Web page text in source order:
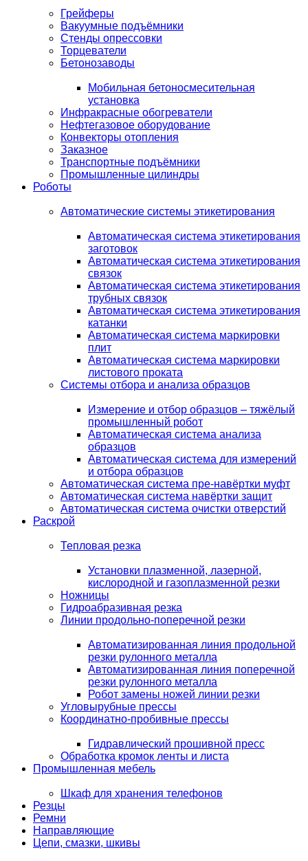
Грейферы
Вакуумные подъёмники
Стенды опрессовки
Торцеватели
Бетонозаводы
Мобильная бетоносмесительная
установка
Инфракрасные обогреватели
Нефтегазовое оборудование
Конвекторы отопления
Заказное
Транспортные подъёмники
Промышленные цилиндры
Роботы
Автоматические системы этикетирования
Автоматическая система этикетирования
заготовок
Автоматическая система этикетирования
связок
Автоматическая система этикетирования
трубных связок
Автоматическая система этикетирования
катанки
Автоматическая система маркировки
плит
Автоматическая система маркировки
листового проката
Системы отбора и анализа образцов
Измерение и отбор образцов – тяжёлый
промышленный робот
Автоматическая система анализа
образцов
Автоматическая система для измерений
и отбора образцов
Автоматическая система пре-навёртки муфт
Автоматическая система навёртки защит
Автоматическая система очистки отверстий
Раскрой
Тепловая резка
Установки плазменной, лазерной,
кислородной и газоплазменной резки
Ножницы
Гидроабразивная резка
Линии продольно-поперечной резки
Автоматизированная линия продольной
резки рулонного металла
Автоматизированная линия поперечной
резки рулонного металла
Робот замены ножей линии резки
Угловырубные прессы
Координатно-пробивные прессы
Гидравлический прошивной пресс
Обработка кромок ленты и листа
Промышленная мебель
Шкаф для хранения телефонов
Резцы
Ремни
Направляющие
Цепи, смазки, шкивы